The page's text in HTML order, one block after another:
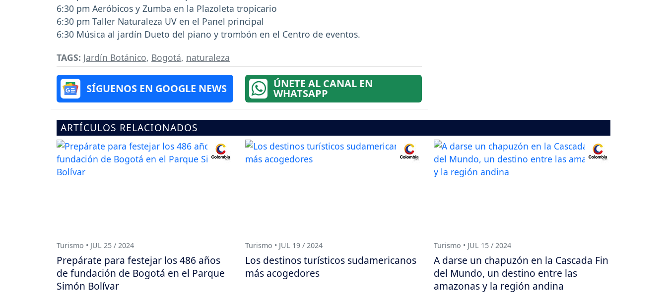
6:30 pm Aeróbicos y Zumba en la Plazoleta tropicario
6:30 pm Taller Naturaleza UV en el Panel principal
6:30 Música al jardín Dueto del piano y trombón en el Centro de eventos.
TAGS: Jardín Botánico, Bogotá, naturaleza
SÍGUENOS EN GOOGLE NEWS ÚNETE AL CANAL EN
WHATSAPP
ARTÍCULOS RELACIONADOS
Turismo • JUL 25 / 2024
Prepárate para festejar los 486 años
de fundación de Bogotá en el Parque
Simón Bolívar
Turismo • JUL 19 / 2024
Los destinos turísticos sudamericanos
más acogedores
Turismo • JUL 15 / 2024
A darse un chapuzón en la Cascada Fin
del Mundo, un destino entre las
amazonas y la región andina